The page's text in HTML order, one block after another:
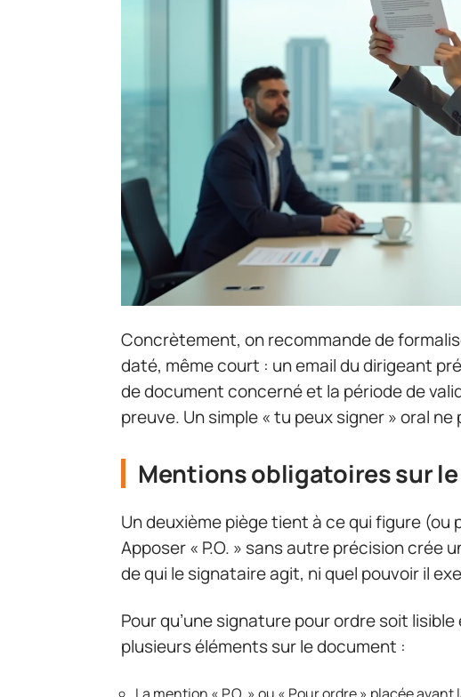
Concrètement, on recommande de
daté, même court : un email du dirigeant
de document concerné et la période de
preuve. Un simple « tu peux signer » oral
Mentions obligatoires sur le
Un deuxième piège tient à ce qui figure (ou
Apposer « P.O. » sans autre précision crée
de qui le signataire agit, ni quel pouvoir il
Pour qu’une signature pour ordre soit
plusieurs éléments sur le document :
La mention « P.O. » ou « Pour ordre » placée